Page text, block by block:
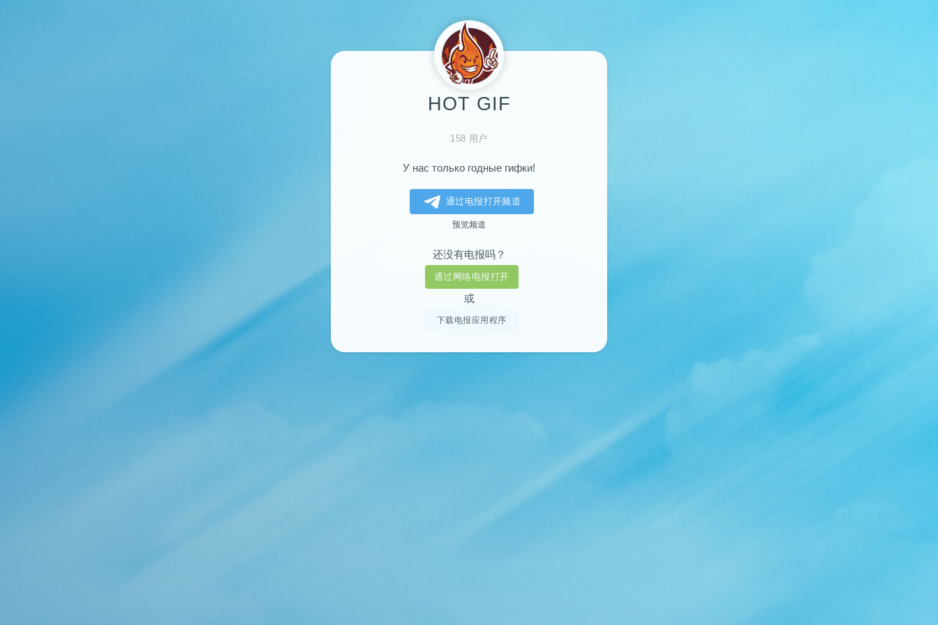
HOT GIF
158 用户
У нас только годные гифки!
通过电报打开频道
预览频道
还没有电报吗？
通过网络电报打开
或
下载电报应用程序